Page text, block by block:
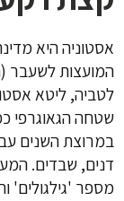
אסטוניה היא
המועצות לשעבר
לטביה, ליטא
שטחה הגאוגרפי
במרוצת השנים
דנים, שבדים.
מספר 'גילגולים'